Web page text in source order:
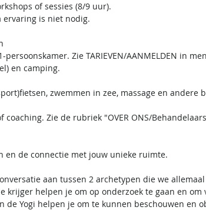
of sessies (8/9 uur).
ervaring is niet nodig.
Zie TARIEVEN/AANMELDEN in
en camping.
zwemmen in zee, massage en andere
Zie de rubriek "OVER ONS/
en de connectie met jouw unieke ruimte.
aan tussen 2 archetypen die we
krijger helpen je om op onderzoek te gaan en
de Yogi helpen je om te kunnen beschouwen en